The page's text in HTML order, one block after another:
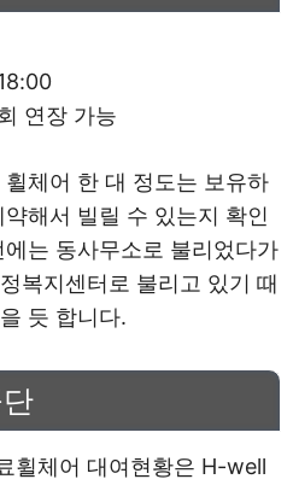
연장 가능
체어 한 대 정도는 보유하
해서 빌릴 수 있는지 확인
는 동사무소로 불리었다가
복지센터로 불리고 있기 때
듯 합니다.
휠체어 대여현황은 H-well